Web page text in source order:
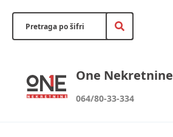
One Nekretnine
064/80-33-334